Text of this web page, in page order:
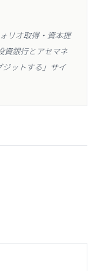
リオ取得・資本提
資銀行とアセマネ
ジットする」サイ